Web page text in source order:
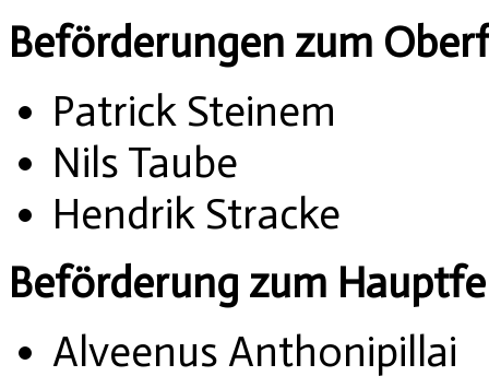
Beförderungen zum
Patrick Steinem
Nils Taube
Hendrik Stracke
Beförderung zum
Alveenus Anthonipillai